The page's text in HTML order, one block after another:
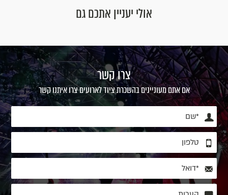
אולי יעניין אתכם גם
צרו קשר
אם אתם מעוניינים בהשכרת ציוד לארועים צרו איתנו קשר